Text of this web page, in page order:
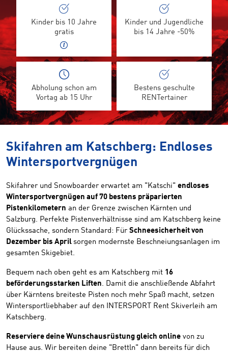
Kinder bis 10 Jahre
gratis
Kinder und Jugendliche
bis 14 Jahre -50%
Abholung schon am
Vortag ab 15 Uhr
Bestens geschulte
RENTertainer
Skifahren am Katschberg: Endloses
Wintersportvergnügen
Skifahrer und Snowboarder erwartet am "Katschi" endloses
Wintersportvergnügen auf 70 bestens präparierten
Pistenkilometern an der Grenze zwischen Kärnten und
Salzburg. Perfekte Pistenverhältnisse sind am Katschberg keine
Glückssache, sondern Standard: Für Schneesicherheit von
Dezember bis April sorgen modernste Beschneiungsanlagen im
gesamten Skigebiet.
Bequem nach oben geht es am Katschberg mit 16
beförderungsstarken Liften. Damit die anschließende Abfahrt
über Kärntens breiteste Pisten noch mehr Spaß macht, setzen
Wintersportliebhaber auf den INTERSPORT Rent Skiverleih am
Katschberg.
Reserviere deine Wunschausrüstung gleich online von zu
Hause aus. Wir bereiten deine "Brettln" dann bereits für dich